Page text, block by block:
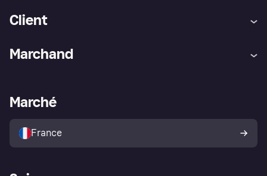
Client
Explorez les magasins
Politique de protection de
l’acheteur Klarna
Marchand
Portail Marchand
Marché
France